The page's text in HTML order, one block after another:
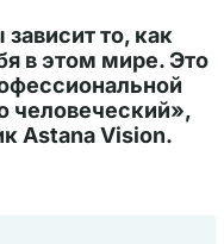
то, как
в этом мире. Это
человеческий»,
Astana Vision.